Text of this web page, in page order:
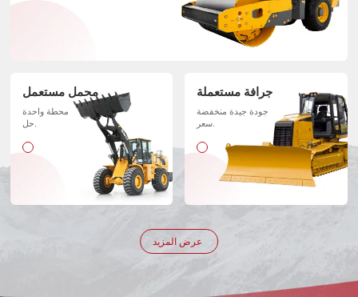
محمل مستعمل
محطة واحدة
جرافة مستعملة
جودة جيدة منخفضة
عرض المزيد